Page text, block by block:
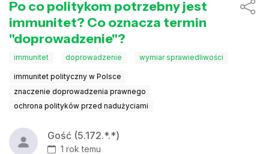
Po co politykom potrzebny jest
immunitet? Co oznacza termin
"doprowadzenie"?
immunitet doprowadzenie wymiar sprawiedliwości
immunitet polityczny w Polsce
znaczenie doprowadzenia prawnego
ochrona polityków przed nadużyciami
Gość (5.172.*.*)
1 rok temu